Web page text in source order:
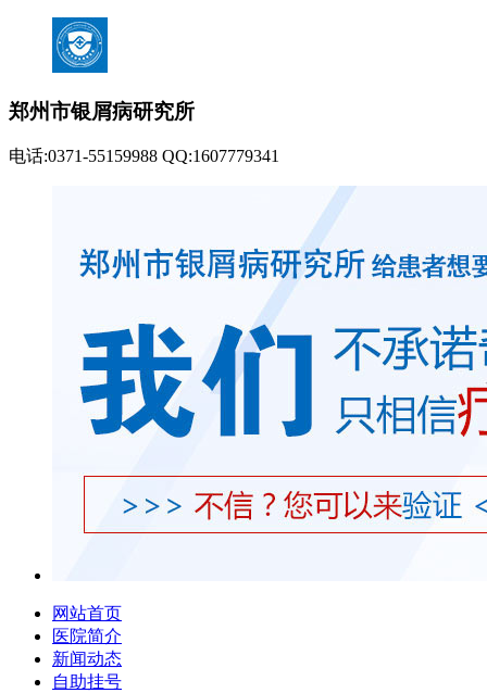
郑州市银屑病研究所
电话:0371-55159988 QQ:1607779341
网站首页
医院简介
新闻动态
自助挂号